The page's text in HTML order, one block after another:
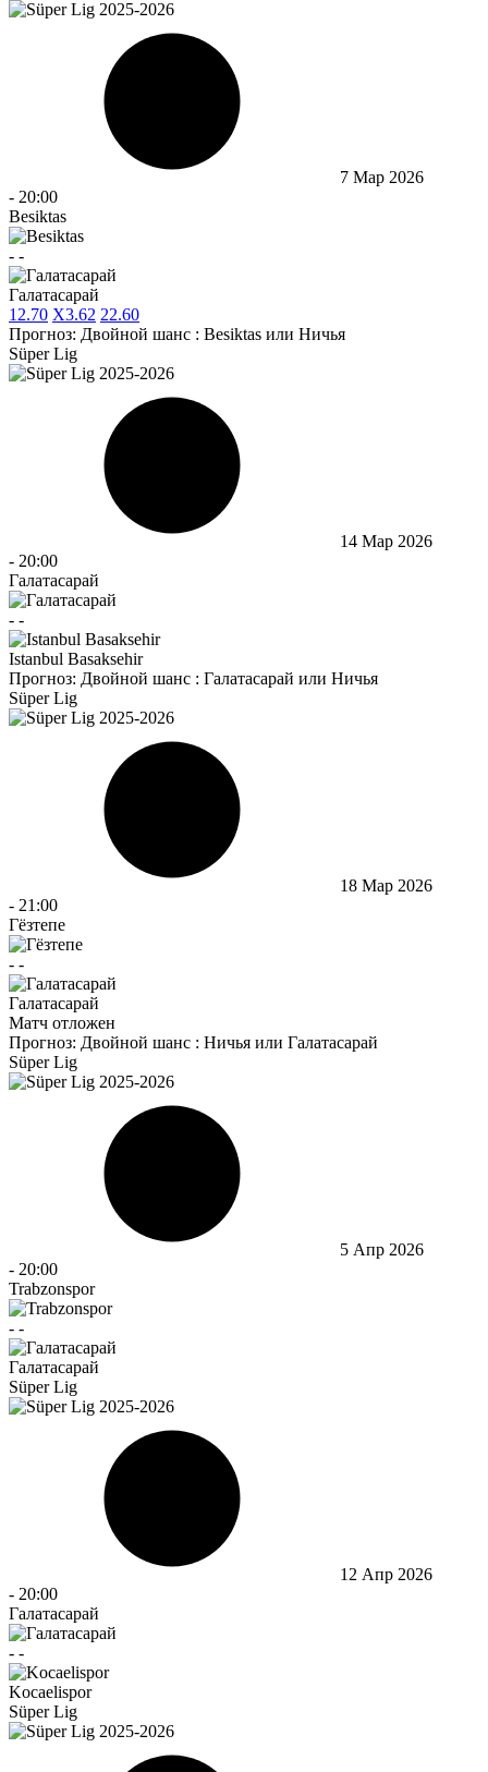
7 Мар 2026
- 20:00
Besiktas
- -
Галатасарай
1 2.70 X3.62 22.60
Прогноз: Двойной шанс : Besiktas или Ничья
Süper Lig
14 Мар 2026
- 20:00
Галатасарай
- -
Istanbul Basaksehir
Прогноз: Двойной шанс : Галатасарай или Ничья
Süper Lig
18 Мар 2026
- 21:00
Гёзтепе
- -
Галатасарай
Матч отложен
Прогноз: Двойной шанс : Ничья или Галатасарай
Süper Lig
5 Апр 2026
- 20:00
Trabzonspor
- -
Галатасарай
Süper Lig
12 Апр 2026
- 20:00
Галатасарай
- -
Kocaelispor
Süper Lig